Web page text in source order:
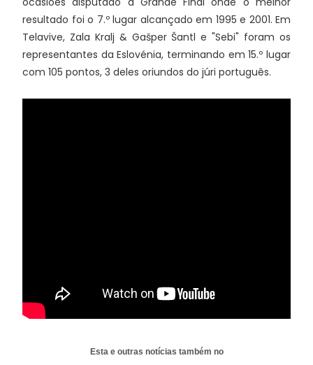
resultado foi o 7.º lugar alcançado em 1995 e 2001. Em
Telavive, Zala Kralj & Gašper Šantl e "Sebi" foram os
representantes da Eslovénia, terminando em 15.º lugar
com 105 pontos, 3 deles oriundos do júri português.
Esta e outras notícias também no